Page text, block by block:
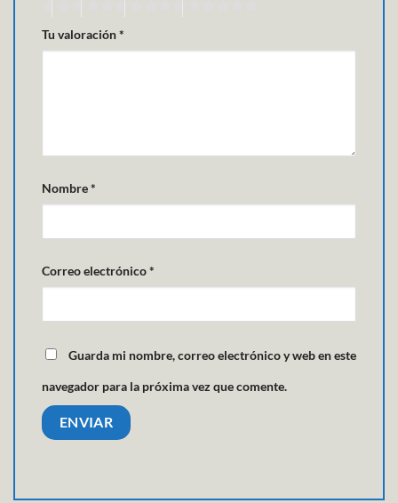
Tu valoración*
Nombre*
Correo electrónico*
Guarda mi nombre, correo electrónico y web en este
navegador para la próxima vez que comente.